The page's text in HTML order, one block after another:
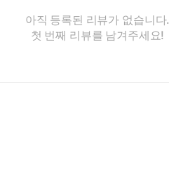
아직 등록된 리뷰가 없습니다.
첫 번째 리뷰를 남겨주세요!